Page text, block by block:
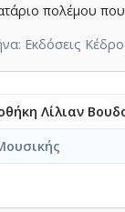
ν’ αναπνεύσουμε
που ν’ αντέχει
το θλιβερό τοπίο.
των σπιτιών
πίσω τρομαγμένοι
βημάτων μας.
πολέμου
Εκδόσεις
Λίλιαν